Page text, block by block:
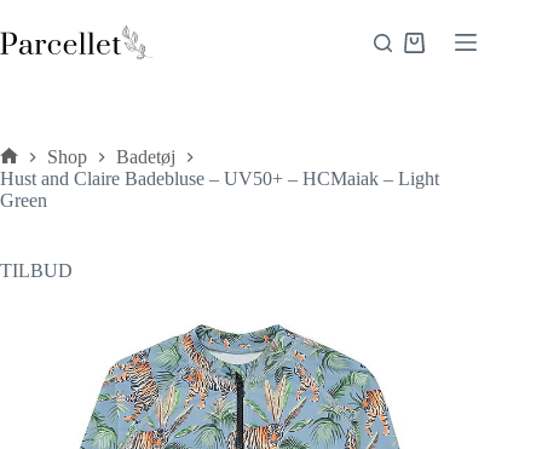
til
indhold
Indkøbskurv
Forside
Shop
Badetøj
Hust and Claire Badebluse – UV50+ – HCMaiak – Light
Green
TILBUD